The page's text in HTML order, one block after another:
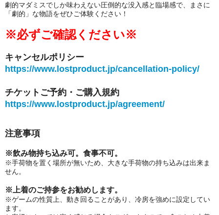
劇的マダミスでしか味わえない圧倒的な没入感と臨場感で、まさに
「劇的」な物語をぜひご体験ください！
※必ずご確認ください※
キャンセルポリシー
https://www.lostproduct.jp/cancellation-policy/
チケットご予約・ご購入規約
https://www.lostproduct.jp/agreement/
注意事項
※飲み物持ち込み可。食事不可。
※手荷物を置く場所が無いため、大きな手荷物の持ち込みは出来ま
せん。
※上着のご持参をお勧めします。
※ゲームの性質上、動き回ることがあり、冷房を強めに設定してい
ます。